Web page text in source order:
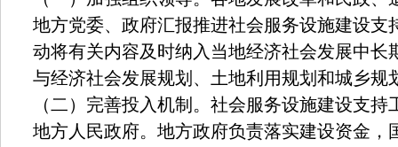
地方党委、政府汇报推进社会服务设施建设支
动将有关内容及时纳入当地经济社会发展中长
与经济社会发展规划、土地利用规划和城乡规
（二）完善投入机制。社会服务设施建设支
地方人民政府。地方政府负责落实建设资金，